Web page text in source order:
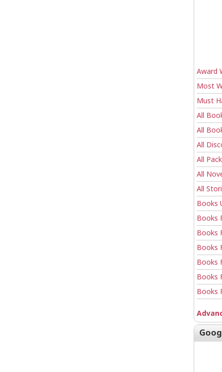
Award
Most
Must
All
All
All
All
All
All
Books
Books
Books
Books
Books
Books
Books